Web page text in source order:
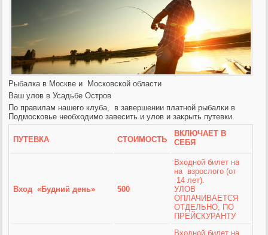
Рыбалка в Москве и Московской области
Ваш улов в Усадьбе Остров
По правилам нашего клуба, в завершении платной рыбалки в
Подмосковье необходимо завесить и улов и закрыть путевки.
ПУТЕВКА СТОИМОСТЬ
ВКЛЮЧАЕТ В
СЕБЯ
Вход «Будний день» 500
Входной билет на
на взрослого (от
14 лет).
УЛОВ
ОПЛАЧИВАЕТСЯ
ОТДЕЛЬНО, ПО
ПРЕЙСКУРАНТУ
Входной билет на